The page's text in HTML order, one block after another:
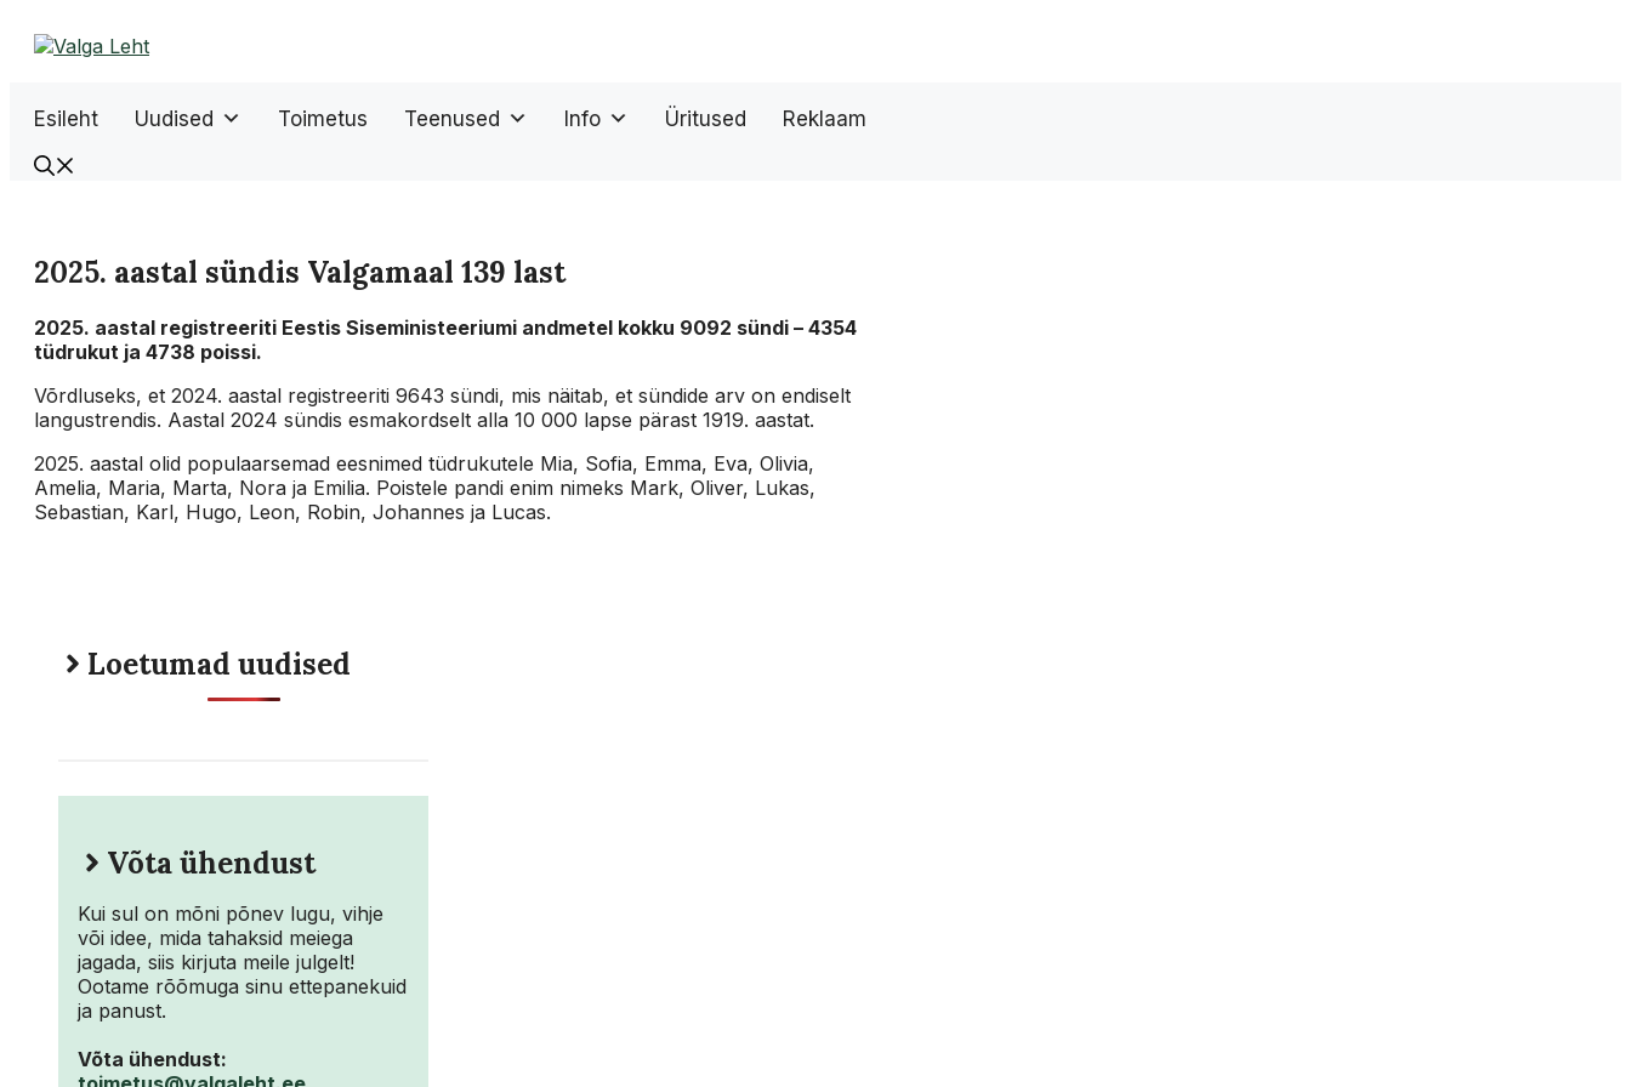
sisu
Esileht Uudised Toimetus Teenused Info Üritused Reklaam
2025. aastal sündis Valgamaal 139 last
2025. aastal registreeriti Eestis Siseministeeriumi andmetel kokku 9092 sündi – 4354
tüdrukut ja 4738 poissi.
Võrdluseks, et 2024. aastal registreeriti 9643 sündi, mis näitab, et sündide arv on endiselt
langustrendis. Aastal 2024 sündis esmakordselt alla 10 000 lapse pärast 1919. aastat.
2025. aastal olid populaarsemad eesnimed tüdrukutele Mia, Sofia, Emma, Eva, Olivia,
Amelia, Maria, Marta, Nora ja Emilia. Poistele pandi enim nimeks Mark, Oliver, Lukas,
Sebastian, Karl, Hugo, Leon, Robin, Johannes ja Lucas.
Loetumad uudised
Võta ühendust
Kui sul on mõni põnev lugu, vihje
või idee, mida tahaksid meiega
jagada, siis kirjuta meile julgelt!
Ootame rõõmuga sinu ettepanekuid
ja panust.
Võta ühendust: